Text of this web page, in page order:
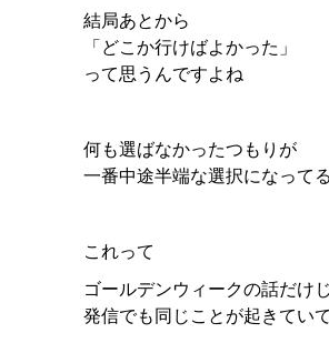
結局あとから
「どこか行けばよかった」
って思うんですよね
何も選ばなかったつもりが
一番中途半端な選択になって
これって
ゴールデンウィークの話だけ
発信でも同じことが起きてい